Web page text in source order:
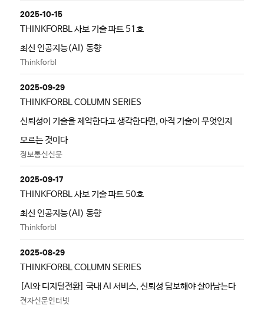
2025-10-15
THINKFORBL 사보 기술 파트 51호
최신 인공지능(AI) 동향
Thinkforbl
2025-09-29
THINKFORBL COLUMN SERIES
신뢰성이 기술을 제약한다고 생각한다면, 아직 기술이 무엇인지
모르는 것이다
정보통신신문
2025-09-17
THINKFORBL 사보 기술 파트 50호
최신 인공지능(AI) 동향
Thinkforbl
2025-08-29
THINKFORBL COLUMN SERIES
[AI와 디지털전환] 국내 AI 서비스, 신뢰성 담보해야 살아남는다
전자신문인터넷